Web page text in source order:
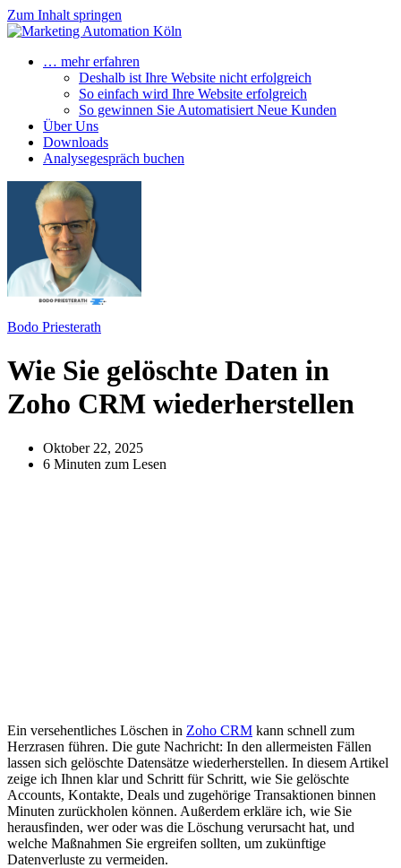
Zum Inhalt springen
… mehr erfahren
Deshalb ist Ihre Website nicht erfolgreich
So einfach wird Ihre Website erfolgreich
So gewinnen Sie Automatisiert Neue Kunden
Über Uns
Downloads
Analysegespräch buchen
Bodo Priesterath
Wie Sie gelöschte Daten in
Zoho CRM wiederherstellen
Oktober 22, 2025
6 Minuten zum Lesen
Ein versehentliches Löschen in Zoho CRM kann schnell zum
Herzrasen führen. Die gute Nachricht: In den allermeisten Fällen
lassen sich gelöschte Datensätze wiederherstellen. In diesem Artikel
zeige ich Ihnen klar und Schritt für Schritt, wie Sie gelöschte
Accounts, Kontakte, Deals und zugehörige Transaktionen binnen
Minuten zurückholen können. Außerdem erkläre ich, wie Sie
herausfinden, wer oder was die Löschung verursacht hat, und
welche Maßnahmen Sie ergreifen sollten, um zukünftige
Datenverluste zu vermeiden.